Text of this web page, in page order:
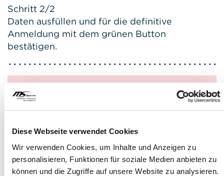
Diese Webseite verwendet Cookies
Wir verwenden Cookies, um Inhalte und Anzeigen zu
personalisieren, Funktionen für soziale Medien anbieten zu
können und die Zugriffe auf unsere Website zu analysieren.
Schritt 2/2
Daten ausfüllen und für die definitive
Anmeldung mit dem grünen Button
bestätigen.
Anlass gefunden werden
E-Mail: info@mssports.ch